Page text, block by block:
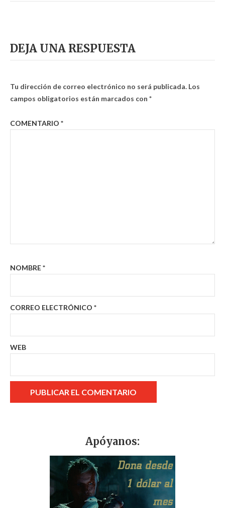
DEJA UNA RESPUESTA
Tu dirección de correo electrónico no será publicada. Los
campos obligatorios están marcados con *
COMENTARIO *
NOMBRE*
CORREO ELECTRÓNICO *
WEB
Apóyanos: